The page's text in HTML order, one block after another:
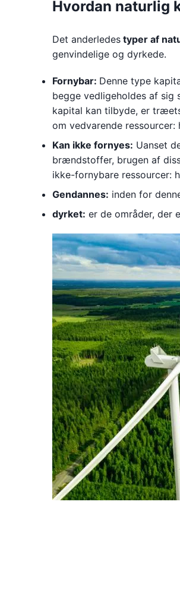
Hvordan naturlig
Det anderledes typer af
genvindelige og dyrkede.
Fornybar: Denne type
begge vedligeholdes af sig
kapital kan tilbyde, er
om vedvarende ressourcer:
Kan ikke fornyes: Uanset
brændstoffer, brugen af
ikke-fornybare ressourcer:
Gendannes: inden for
dyrket: er de områder, der